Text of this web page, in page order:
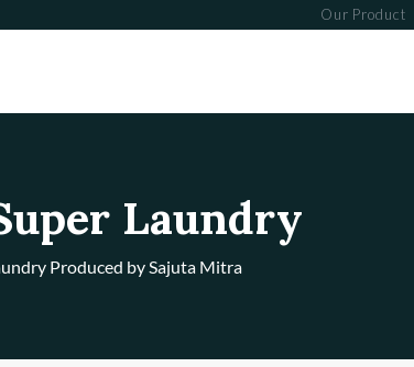
Our Product
Laundry
Produced by Sajuta Mitra